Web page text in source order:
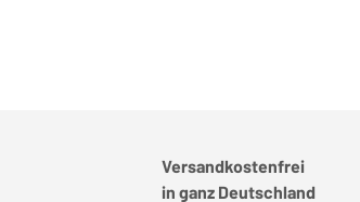
Versandkostenfrei
in ganz Deutschland